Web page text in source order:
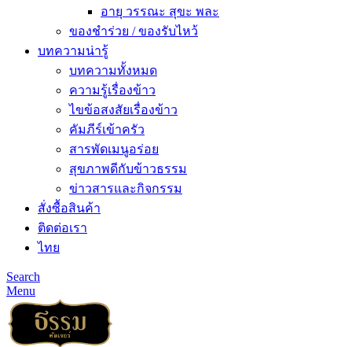
อายุ วรรณะ สุขะ พละ
ของชำร่วย / ของรับไหว้
บทความน่ารู้
บทความทั้งหมด
ความรู้เรื่องข้าว
ไขข้อสงสัยเรื่องข้าว
คัมภีร์เข้าครัว
สารพัดเมนูอร่อย
สุขภาพดีกับข้าวธรรม
ข่าวสารและกิจกรรม
สั่งซื้อสินค้า
ติดต่อเรา
ไทย
Search
Menu